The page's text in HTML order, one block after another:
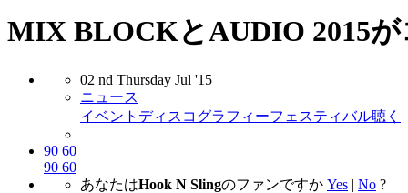
MIX BLOCKとAUDIO 2015
02 nd Thursday Jul '15
ニュース
イベント ディスコグラフィーフェスティバル聴く
90 60
90 60
あなたはHook N Slingのファンですか Yes | No ?